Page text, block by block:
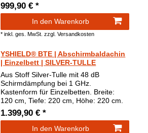
999,90 € *
In den Warenkorb
*inkl. ges. MwSt. zzgl.Versandkosten
YSHIELD® BTE | Abschirmbaldachin
| Einzelbett | SILVER-TULLE
Aus Stoff Silver-Tulle mit 48 dB
Schirmdämpfung bei 1 GHz.
Kastenform für Einzelbetten. Breite:
120 cm, Tiefe: 220 cm, Höhe: 220 cm.
1.399,90 € *
In den Warenkorb